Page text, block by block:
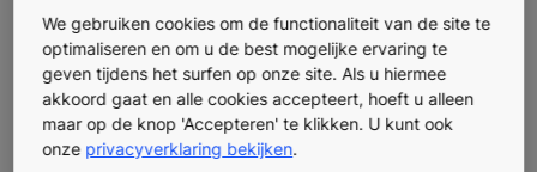
Neem contact met ons op voor een
kostenschatting
Offerte aanvragen
We gebruiken cookies om de functionaliteit van de site te
optimaliseren en om u de best mogelijke ervaring te
geven tijdens het surfen op onze site. Als u hiermee
akkoord gaat en alle cookies accepteert, hoeft u alleen
maar op de knop 'Accepteren' te klikken. U kunt ook
onze privacyverklaring bekijken.